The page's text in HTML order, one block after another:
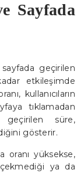
Sayfada
geçirilen
etkileşimde
kullanıcıların
tıklamadan
geçirilen süre,
gösterir.
oranı yüksekse,
çekmediği ya da